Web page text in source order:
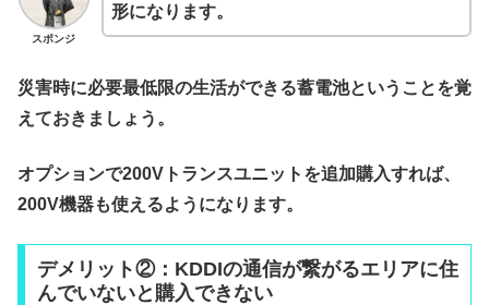
スポンジ
形になります。
災害時に必要最低限の生活ができる蓄電池ということを覚
えておきましょう。
オプションで200Vトランスユニットを追加購入すれば、
200V機器も使えるようになります。
デメリット②： KDDIの通信が繋がるエリアに住
んでいないと購入できない